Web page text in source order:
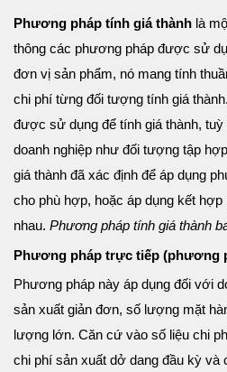
Phương pháp tính giá thành là
thông các phương pháp được sử
đơn vị sản phẩm, nó mang tính
chi phí từng đối tượng tính giá
được sử dụng để tính giá thành,
doanh nghiệp như đối tượng tập
giá thành đã xác định để áp dụng
cho phù hợp, hoặc áp dụng kết
nhau. Phương pháp tính giá thành
Phương pháp trực tiếp (phương
Phương pháp này áp dụng đối với
sản xuất giản đơn, số lượng mặt
lượng lớn. Căn cứ vào số liệu chi
chi phí sản xuất dở dang đầu kỳ